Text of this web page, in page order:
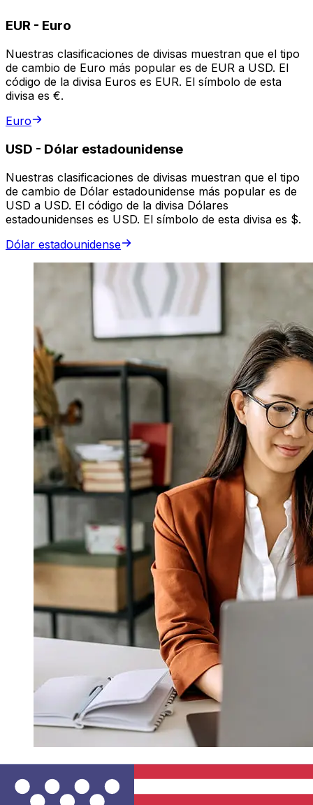
EUR - Euro
Nuestras clasificaciones de divisas muestran que el tipo
de cambio de Euro más popular es de EUR a USD. El
código de la divisa Euros es EUR. El símbolo de esta
divisa es €.
Euro
USD - Dólar estadounidense
Nuestras clasificaciones de divisas muestran que el tipo
de cambio de Dólar estadounidense más popular es de
USD a USD. El código de la divisa Dólares
estadounidenses es USD. El símbolo de esta divisa es $.
Dólar estadounidense
¿Qué tan rápido es un Montepio EUR
para USD transferencia?